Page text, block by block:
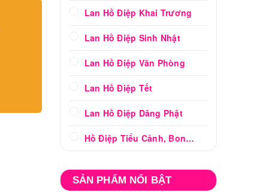
Lan Hồ Điệp Khai Trương
Lan Hồ Điệp Sinh Nhật
Lan Hồ Điệp Văn Phòng
Lan Hồ Điệp Tết
Lan Hồ Điệp Dâng Phật
Hồ Điệp Tiểu Cảnh, Bonsai
SẢN PHẨM NỔI BẬT